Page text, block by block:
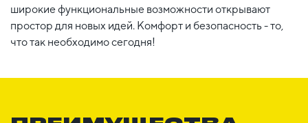
широкие функциональные возможности открывают
простор для новых идей. Комфорт и безопасность - то,
что так необходимо сегодня!